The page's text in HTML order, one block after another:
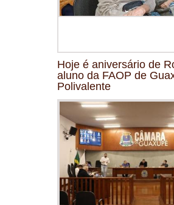
Hoje é aniversário de
aluno da FAOP de
Polivalente